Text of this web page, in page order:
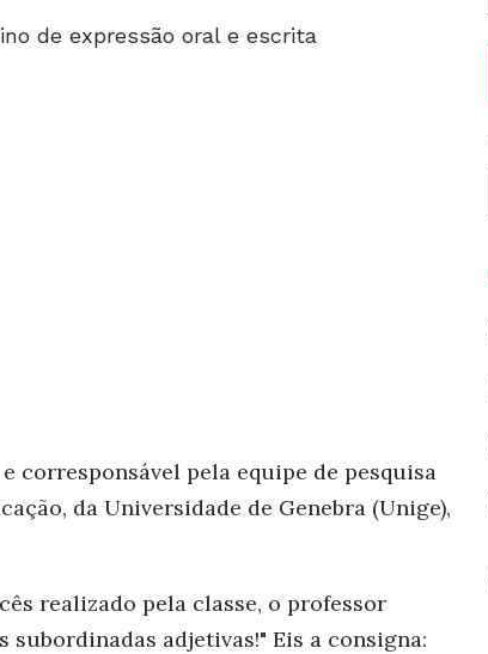
de expressão oral e escrita
corresponsável pela equipe de pesquisa
da Universidade de Genebra (Unige),
realizado pela classe, o professor
subordinadas adjetivas!" Eis a consigna: